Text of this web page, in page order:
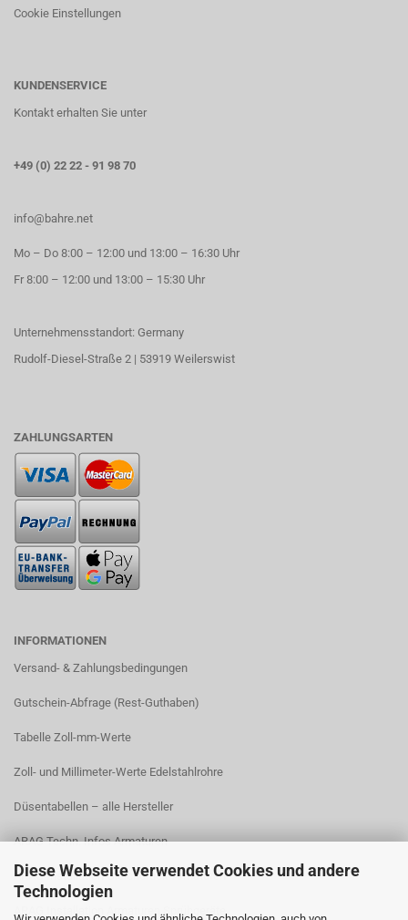
Diese Webseite verwendet Cookies und andere
Technologien
Cookie Einstellungen
KUNDENSERVICE
Kontakt erhalten Sie unter
+49 (0) 22 22 - 91 98 70
info@bahre.net
Mo – Do 8:00 – 12:00 und 13:00 – 16:30 Uhr
Fr 8:00 – 12:00 und 13:00 – 15:30 Uhr
Unternehmensstandort: Germany
Rudolf-Diesel-Straße 2 | 53919 Weilerswist
ZAHLUNGSARTEN
INFORMATIONEN
Versand- & Zahlungsbedingungen​
Gutschein-Abfrage (Rest-Guthaben)
Tabelle Zoll-mm-Werte
Zoll- und Millimeter-Werte Edelstahlrohre
Düsentabellen – alle Hersteller
ARAG Techn. Infos Armaturen
ARAG Installation Gleichdruck-Armaturen
ARAG Installation Armaturen Sprühgeräte